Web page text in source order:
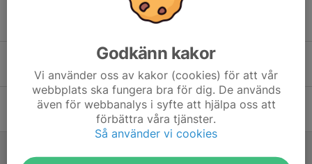
Skänk pant till laget!!
Inlämning av matchkläder
9 apr, 15:06 0
Sista träningen + föräldramöte/föräldramatch 14/4
9 apr, 12:02 0
Godkänn kakor
Vi använder oss av kakor (cookies) för att vår
webbplats ska fungera bra för dig. De används
även för webbanalys i syfte att hjälpa oss att
förbättra våra tjänster.
Så använder vi cookies